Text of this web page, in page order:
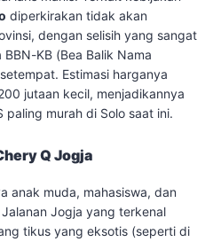
diperkirakan tidak akan
dengan selisih yang sangat
KB (Bea Balik Nama
Estimasi harganya
jutaan kecil, menjadikannya
murah di Solo saat ini.
Q Jogja
anak muda, mahasiswa, dan
Jogja yang terkenal
tikus yang eksotis (seperti di